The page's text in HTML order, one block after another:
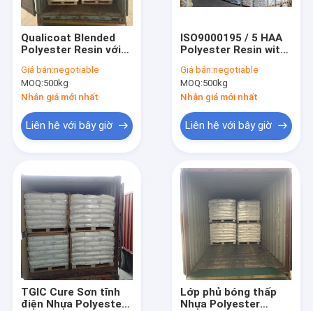
Về chúng tôi
Tham quan nhà máy
Kiểm soát chất lượng
Yêu cầu báo giá
Nhựa Polyester bão hòa
Nhựa sơn tĩnh điện
Nhựa Epoxy Polyester
TGIC Polyester Resin
Qualicoat Blended
Polyester Resin với
năng chịu lạnh tuyệt
vời
Giá bán:negotiable
MOQ:500kg
Nhận giá mới nhất
Liên hệ với bây giờ
ISO9000195 / 5 HAA
Polyester Resin with
năng cho sơn tĩnh
điện
Giá bán:negotiable
MOQ:500kg
Nhận giá mới nhất
Liên hệ với bây giờ
TGIC Cure Sơn tĩnh
điện Nhựa Polyester
Lớp phủ bóng thấp
Nhựa Polyester